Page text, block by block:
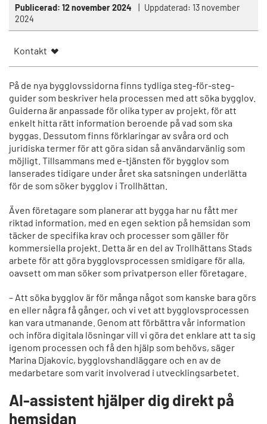
Publicerad: 12 november 2024 Uppdaterad: 13 november
2024
Kontakt
På de nya bygglovssidorna finns tydliga steg-för-steg-
guider som beskriver hela processen med att söka bygglov.
Guiderna är anpassade för olika typer av projekt, för att
enkelt hitta rätt information beroende på vad som ska
byggas. Dessutom finns förklaringar av svåra ord och
juridiska termer för att göra sidan så användarvänlig som
möjligt. Tillsammans med e-tjänsten för bygglov som
lanserades tidigare under året ska satsningen underlätta
för de som söker bygglov i Trollhättan.
Även företagare som planerar att bygga har nu fått mer
riktad information, med en egen sektion på hemsidan som
täcker de specifika krav och processer som gäller för
kommersiella projekt. Detta är en del av Trollhättans Stads
arbete för att göra bygglovsprocessen smidigare för alla,
oavsett om man söker som privatperson eller företagare.
– Att söka bygglov är för många något som kanske bara görs
en eller några få gånger, och vi vet att bygglovsprocessen
kan vara utmanande. Genom att förbättra vår information
och införa digitala lösningar vill vi göra det enklare att ta sig
igenom processen och få den hjälp som behövs, säger
Marina Djakovic, bygglovshandläggare och en av de
medarbetare som varit involverad i utvecklingsarbetet.
AI-assistent hjälper dig direkt på
hemsidan